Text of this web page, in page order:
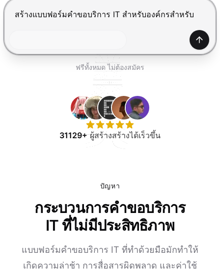
กด Enter เพื่อส่ง, Shift+Enter เพื่อขึ้นบรรทัดใหม่
สร้าง
ฟรีทั้งหมด ไม่ต้องสมัคร
31129+ผู้สร้างสร้างได้เร็วขึ้น
ปัญหา
กระบวนการคำขอบริการ
IT ที่ไม่มีประสิทธิภาพ
แบบฟอร์มคำขอบริการ IT ที่ทำด้วยมือมักทำให้
เกิดความล่าช้า การสื่อสารผิดพลาด และค่าใช้